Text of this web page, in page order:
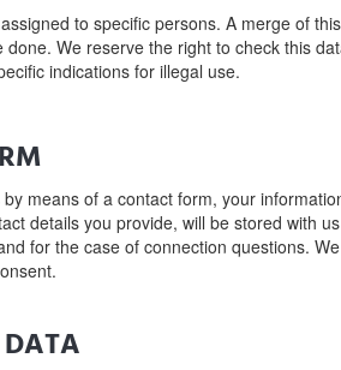
to specific persons. A merge of
done. We reserve the right to check this
indications for illegal use.
means of a contact form, your
details you provide, will be stored with
for the case of connection questions.
DATA